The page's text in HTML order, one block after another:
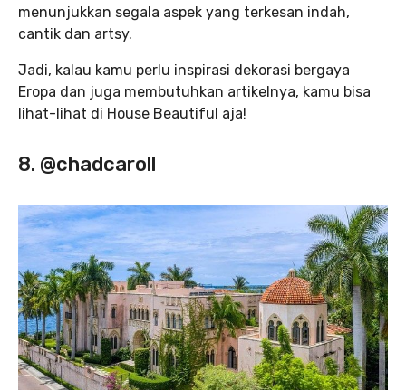
menunjukkan segala aspek yang terkesan indah,
cantik dan artsy.
Jadi, kalau kamu perlu inspirasi dekorasi bergaya
Eropa dan juga membutuhkan artikelnya, kamu bisa
lihat-lihat di House Beautiful aja!
8. @chadcaroll